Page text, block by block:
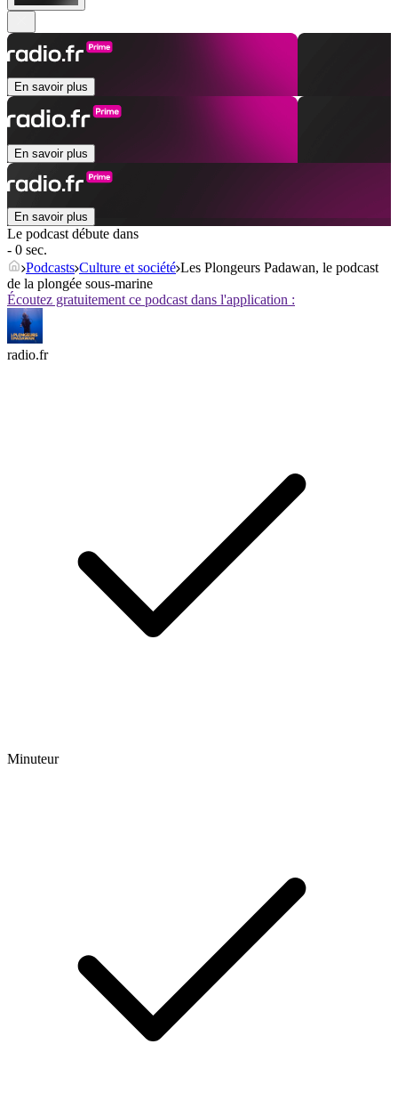
En savoir plus
En savoir plus
En savoir plus
Le podcast débute dans
- 0 sec.
Podcasts Culture et société Les Plongeurs Padawan, le podcast
de la plongée sous-marine
Écoutez gratuitement ce podcast dans l'application :
radio.fr
Minuteur